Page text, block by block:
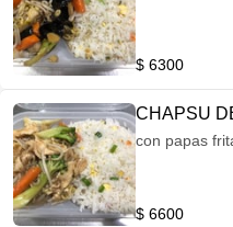
$ 6300
CHAPSU
con papas
$ 6600